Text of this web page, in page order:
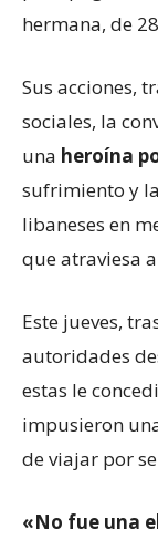
hermana, de
Sus acciones,
sociales, la
una heroína
sufrimiento y
libaneses en
que atraviesa
Este jueves,
autoridades
estas le
impusieron
de viajar por
«No fue una